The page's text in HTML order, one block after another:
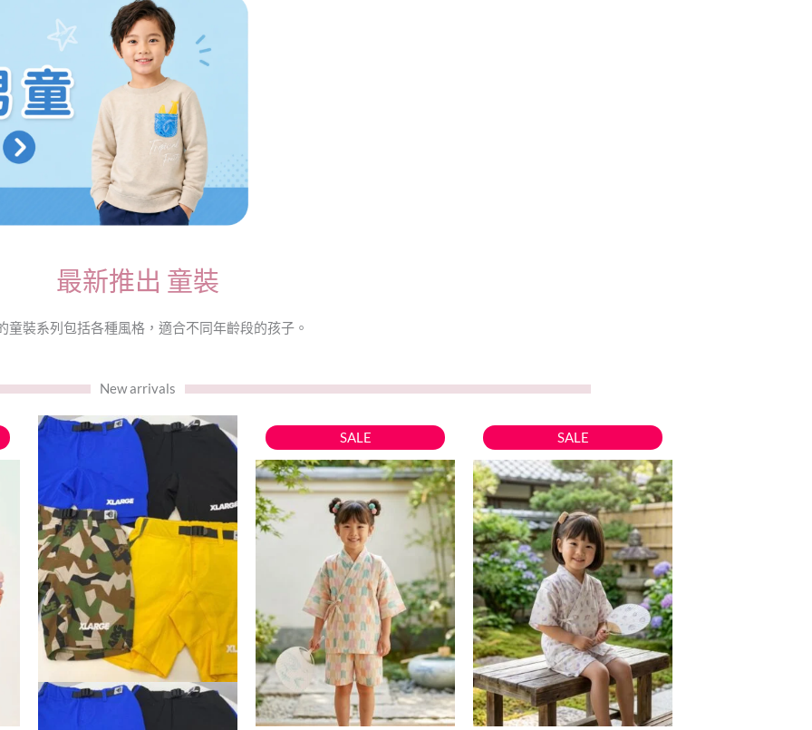
最新推出 童裝
童裝系列包括各種風格，適合不同年齡段的孩子。
New arrivals
此
產
品
有
多
在
產
品
頁
SALE
原
始
價
格：
$99。
目
前
價
格：
$89。
此
產
品
有
多
種
款
式。
可
在
產
品
頁
SALE
原
始
價
格：
$99。
目
前
價
格：
$89。
此
產
品
有
多
種
款
式。
可
在
產
品
頁